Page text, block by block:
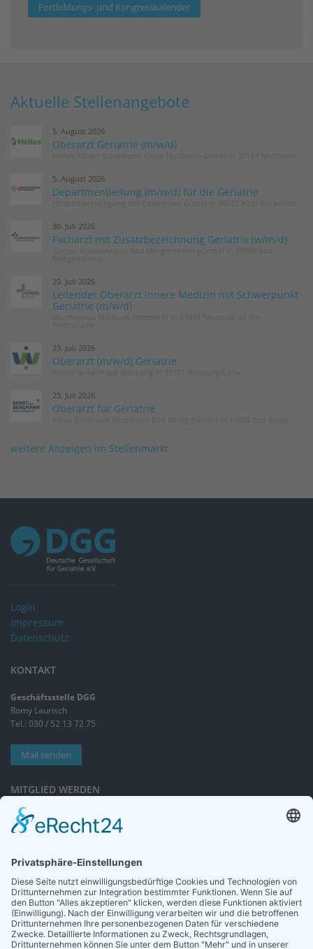
Fortbildungs- und Kongresskalender
Aktuelle Stellenangebote
5. August 2026
Oberarzt Geriatrie (m/w/d)
5. August 2026
Departmentleitung (m/w/d) für die Geriatrie
30. Juli 2026
Facharzt mit Zusatzbezeichnung Geriatrie (w/m/d)
29. Juli 2026
Leitender Oberarzt Innere Medizin mit Schwerpunkt
Geriatrie (m/w/d)
23. Juli 2026
Oberarzt (m/w/d) Geriatrie
23. Juli 2026
Oberarzt für Geriatrie
weitere Anzeigen im Stellenmarkt
Login
Impressum
Datenschutz
KONTAKT
Geschäftsstelle DGG
Romy Laurisch
Tel.: 030 / 52 13 72 75
Mail senden
MITGLIED WERDEN
Sieben gute Gründe
für Ihre Mitgliedschaft
NEWSLETTER
Neuigkeiten rund um die Geriatrie und die DGG – regelmäßig in Ihrem